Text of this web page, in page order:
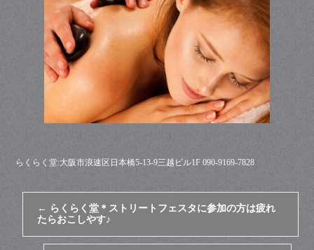
らくらく堂:大阪市浪速区日本橋5-13-9三越ビル1F 090-9169-7828
← らくらく堂＊ストリートフェスタに参加の方は疲れ
たらおこしやす♪